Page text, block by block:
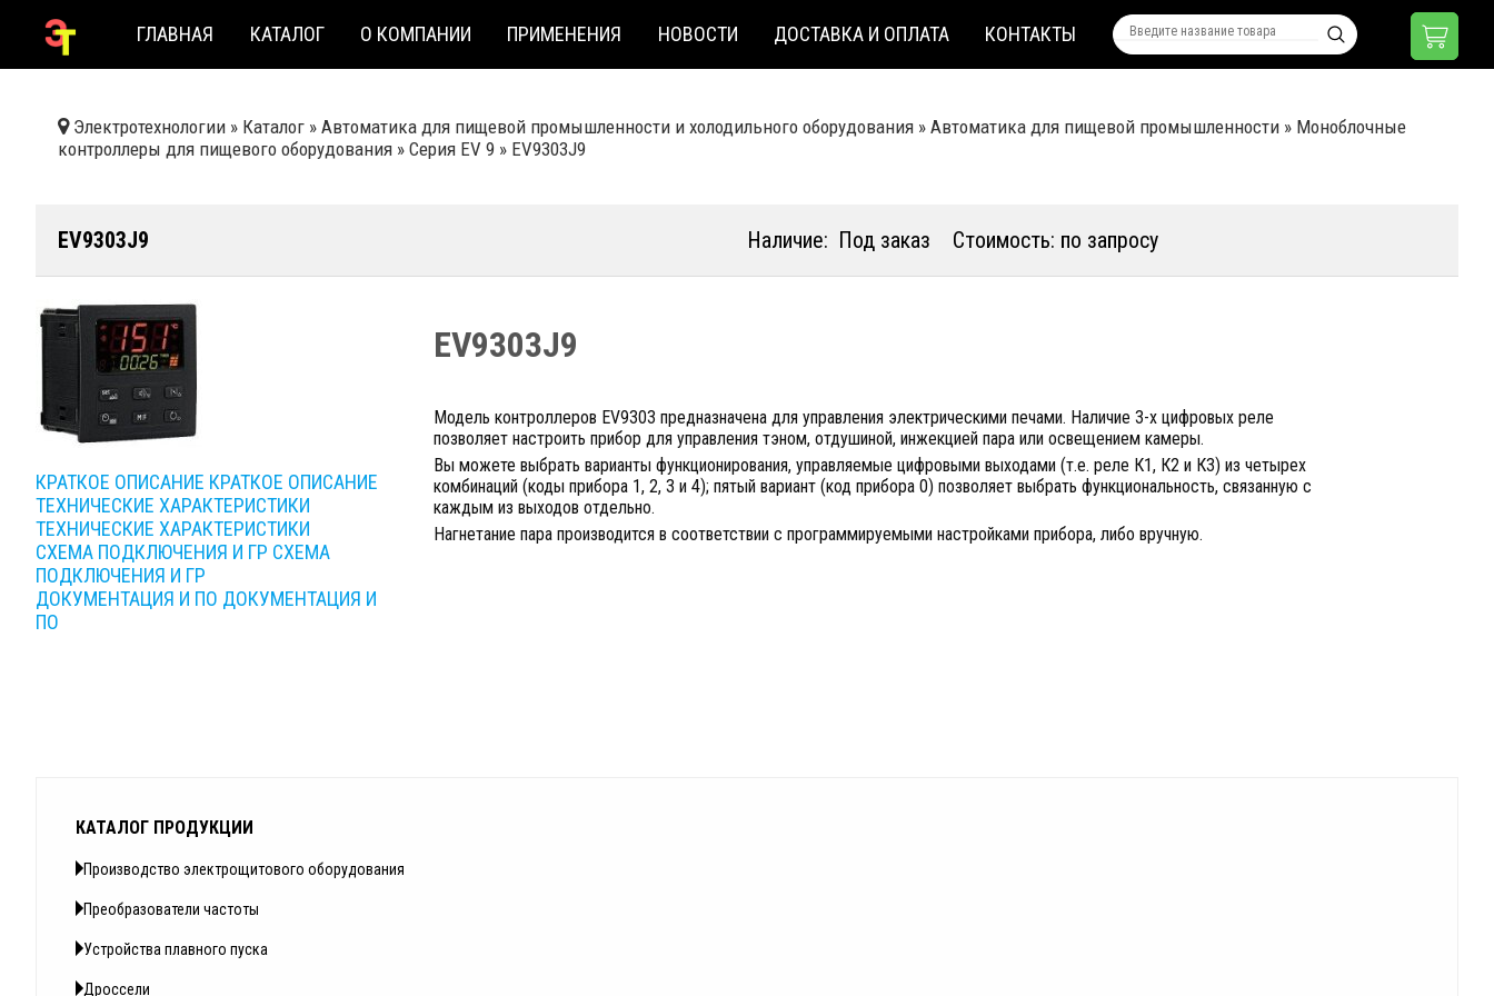
ГЛАВНАЯ КАТАЛОГ О КОМПАНИИ ПРИМЕНЕНИЯ НОВОСТИ ДОСТАВКА И ОПЛАТА КОНТАКТЫ
Электротехнологии » Каталог » Автоматика для пищевой промышленности и холодильного оборудования » Автоматика для пищевой промышленности » Моноблочные
контроллеры для пищевого оборудования » Серия EV 9 » EV9303J9
EV9303J9 Наличие: Под заказ Стоимость: по запросу
КРАТКОЕ ОПИСАНИЕ КРАТКОЕ ОПИСАНИЕ
ТЕХНИЧЕСКИЕ ХАРАКТЕРИСТИКИ
ТЕХНИЧЕСКИЕ ХАРАКТЕРИСТИКИ
СХЕМА ПОДКЛЮЧЕНИЯ И ГР СХЕМА
ПОДКЛЮЧЕНИЯ И ГР
ДОКУМЕНТАЦИЯ И ПО ДОКУМЕНТАЦИЯ И
ПО
EV9303J9
Модель контроллеров EV9303 предназначена для управления электрическими печами. Наличие 3-х цифровых реле
позволяет настроить прибор для управления тэном, отдушиной, инжекцией пара или освещением камеры.
Вы можете выбрать варианты функционирования, управляемые цифровыми выходами (т.е. реле К1, К2 и К3) из четырех
комбинаций (коды прибора 1, 2, 3 и 4); пятый вариант (код прибора 0) позволяет выбрать функциональность, связанную с
каждым из выходов отдельно.
Нагнетание пара производится в соответствии с программируемыми настройками прибора, либо вручную.
КАТАЛОГ ПРОДУКЦИИ
Производство электрощитового оборудования
Преобразователи частоты
Устройства плавного пуска
Дроссели